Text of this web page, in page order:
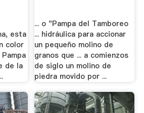
esta
color
de la
... o "Pampa del Tamboreo
... hidráulica para accionar
un pequeño molino de
granos que ... a comienzos
de siglo un molino de
piedra movido por ...